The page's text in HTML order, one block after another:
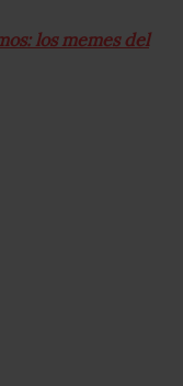
los memes del